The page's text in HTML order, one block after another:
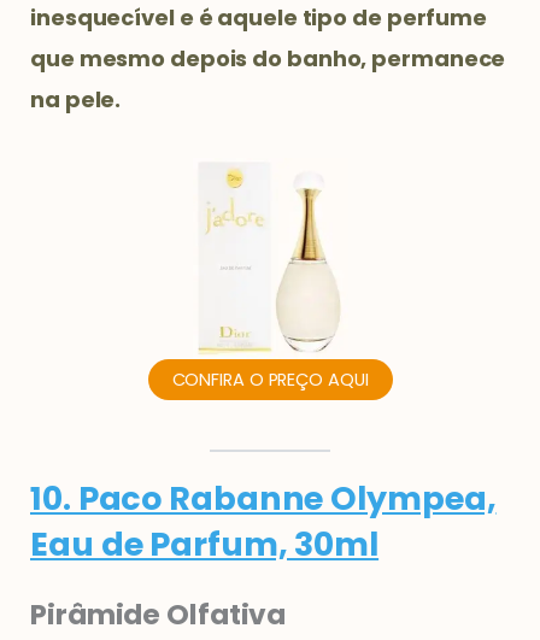
inesquecível e é aquele tipo de perfume
que mesmo depois do banho, permanece
na pele.
CONFIRA O PREÇO AQUI
10. Paco Rabanne Olympea,
Eau de Parfum, 30ml
Pirâmide Olfativa